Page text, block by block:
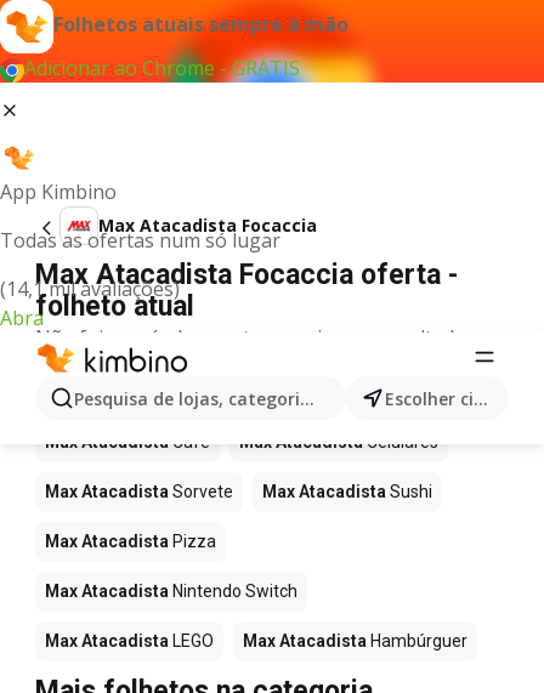
Folhetos atuais sempre à mão
Adicionar ao Chrome - GRÁTIS
App Kimbino
Todas as ofertas num só lugar
(14,1 mil avaliações)
Abra
Pesquisa de lojas, categorias,produtos... Escolher cidade
Max Atacadista Focaccia
Max Atacadista Focaccia oferta -
folheto atual
Não foi possível encontrar quaisquer resultados
para este termo.
Mais produtos em Max Atacadista
Max Atacadista Café Max Atacadista Celulares
Max Atacadista Sorvete Max Atacadista Sushi
Max Atacadista Pizza
Max Atacadista Nintendo Switch
Max Atacadista LEGO Max Atacadista Hambúrguer